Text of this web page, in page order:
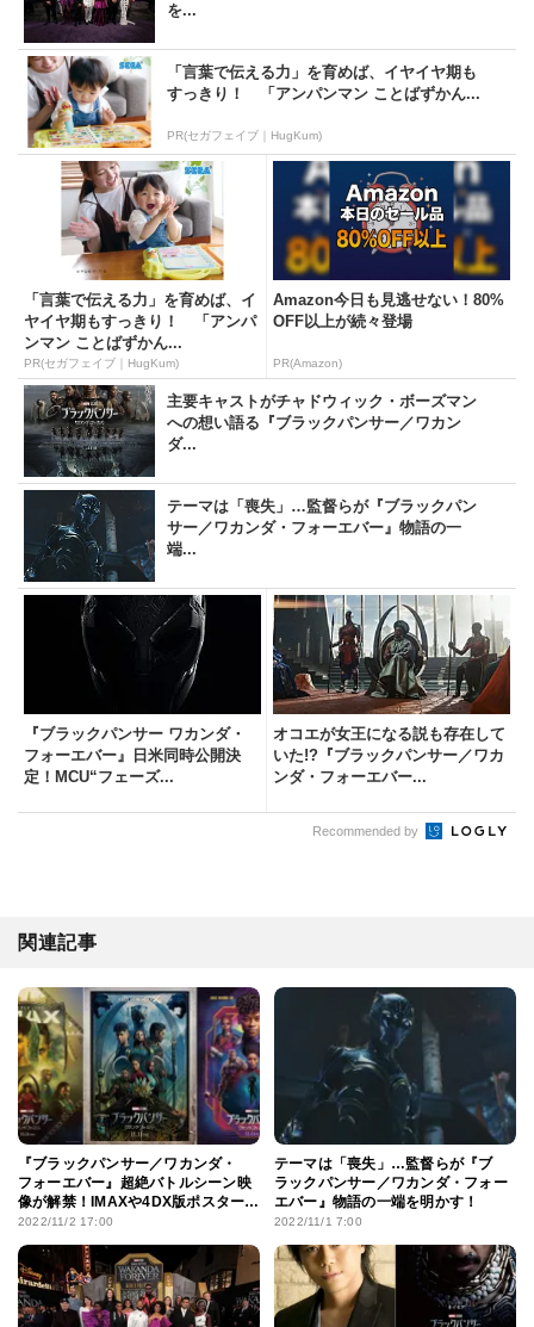
を...
「言葉で伝える力」を育めば、イヤイヤ期も
すっきり！ 「アンパンマン ことばずかん...
PR(セガフェイブ｜HugKum)
「言葉で伝える力」を育めば、イ
ヤイヤ期もすっきり！ 「アンパ
ンマン ことばずかん...
PR(セガフェイブ｜HugKum)
Amazon今日も見逃せない！80%
OFF以上が続々登場
PR(Amazon)
主要キャストがチャドウィック・ボーズマン
への想い語る『ブラックパンサー／ワカン
ダ...
テーマは「喪失」…監督らが『ブラックパン
サー／ワカンダ・フォーエバー』物語の一
端...
『ブラックパンサー ワカンダ・
フォーエバー』日米同時公開決
定！MCU“フェーズ...
オコエが女王になる説も存在して
いた!?『ブラックパンサー／ワカ
ンダ・フォーエバー...
Recommended by
関連記事
『ブラックパンサー／ワカンダ・
フォーエバー』超絶バトルシーン映
像が解禁！IMAXや4DX版ポスターも
到着
2022/11/2 17:00
テーマは「喪失」…監督らが『ブ
ラックパンサー／ワカンダ・フォー
エバー』物語の一端を明かす！
2022/11/1 7:00